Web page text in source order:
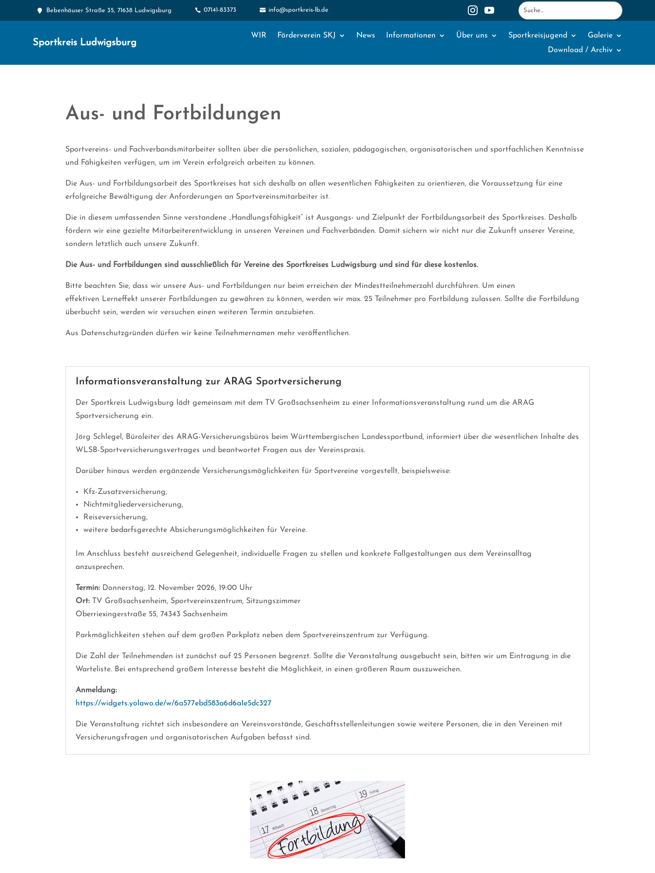
 Bebenhäuser Straße 35, 71638 Ludwigsburg  07141-83373  info@sportkreis-lb.de  
Sportkreis Ludwigsburg
WIR Förderverein SKJ News Informationen Über uns Sportkreisjugend
Galerie
Download / Archiv
Aus- und Fortbildungen
Sportvereins- und Fachverbandsmitarbeiter sollten über die persönlichen, sozialen, pädagogischen, organisatorischen und sportfachlichen Kenntnisse
und Fähigkeiten verfügen, um im Verein erfolgreich arbeiten zu können.
Die Aus- und Fortbildungsarbeit des Sportkreises hat sich deshalb an allen wesentlichen Fähigkeiten zu orientieren, die Voraussetzung für eine
erfolgreiche Bewältigung der Anforderungen an Sportvereinsmitarbeiter ist.
Die in diesem umfassenden Sinne verstandene „Handlungsfähigkeit“ ist Ausgangs- und Zielpunkt der Fortbildungsarbeit des Sportkreises. Deshalb
fördern wir eine gezielte Mitarbeiterentwicklung in unseren Vereinen und Fachverbänden. Damit sichern wir nicht nur die Zukunft unserer Vereine,
sondern letztlich auch unsere Zukunft.
Die Aus- und Fortbildungen sind ausschließlich für Vereine des Sportkreises Ludwigsburg und sind für diese kostenlos.
Bitte beachten Sie, dass wir unsere Aus- und Fortbildungen nur beim erreichen der Mindestteilnehmerzahl durchführen. Um einen
effektiven Lerneffekt unserer Fortbildungen zu gewähren zu können, werden wir max. 25 Teilnehmer pro Fortbildung zulassen. Sollte die Fortbildung
überbucht sein, werden wir versuchen einen weiteren Termin anzubieten.
Aus Datenschutzgründen dürfen wir keine Teilnehmernamen mehr veröffentlichen.
Informationsveranstaltung zur ARAG Sportversicherung
Der Sportkreis Ludwigsburg lädt gemeinsam mit dem TV Großsachsenheim zu einer Informationsveranstaltung rund um die ARAG
Sportversicherung ein.
Jörg Schlegel, Büroleiter des ARAG-Versicherungsbüros beim Württembergischen Landessportbund, informiert über die wesentlichen Inhalte des
WLSB-Sportversicherungsvertrages und beantwortet Fragen aus der Vereinspraxis.
Darüber hinaus werden ergänzende Versicherungsmöglichkeiten für Sportvereine vorgestellt, beispielsweise:
Kfz-Zusatzversicherung,
Nichtmitgliederversicherung,
Reiseversicherung,
weitere bedarfsgerechte Absicherungsmöglichkeiten für Vereine.
Im Anschluss besteht ausreichend Gelegenheit, individuelle Fragen zu stellen und konkrete Fallgestaltungen aus dem Vereinsalltag
anzusprechen.
Termin: Donnerstag, 12. November 2026, 19:00 Uhr
Ort: TV Großsachsenheim, Sportvereinszentrum, Sitzungszimmer
Oberriexingerstraße 55, 74343 Sachsenheim
Parkmöglichkeiten stehen auf dem großen Parkplatz neben dem Sportvereinszentrum zur Verfügung.
Die Zahl der Teilnehmenden ist zunächst auf 25 Personen begrenzt. Sollte die Veranstaltung ausgebucht sein, bitten wir um Eintragung in die
Warteliste. Bei entsprechend großem Interesse besteht die Möglichkeit, in einen größeren Raum auszuweichen.
Anmeldung:
https://widgets.yolawo.de/w/6a577ebd583a6d6a1e5dc327
Die Veranstaltung richtet sich insbesondere an Vereinsvorstände, Geschäftsstellenleitungen sowie weitere Personen, die in den Vereinen mit
Versicherungsfragen und organisatorischen Aufgaben befasst sind.